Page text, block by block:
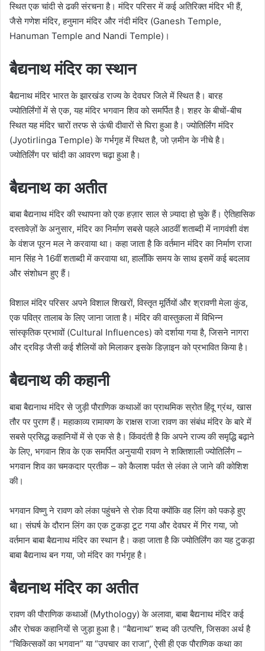
स्थित एक चांदी से ढकी संरचना है। मंदिर परिसर में कई अतिरिक्त मंदिर भी हैं,
जैसे गणेश मंदिर, हनुमान मंदिर और नंदी मंदिर (Ganesh Temple,
Hanuman Temple and Nandi Temple)।
बैद्यनाथ मंदिर का स्थान
बैद्यनाथ मंदिर भारत के झारखंड राज्य के देवघर जिले में स्थित है। बारह
ज्योतिर्लिंगों में से एक, यह मंदिर भगवान शिव को समर्पित है। शहर के बीचों-बीच
स्थित यह मंदिर चारों तरफ से ऊंची दीवारों से घिरा हुआ है। ज्योतिर्लिंग मंदिर
(Jyotirlinga Temple) के गर्भगृह में स्थित है, जो ज़मीन के नीचे है।
ज्योतिर्लिंग पर चांदी का आवरण चढ़ा हुआ है।
बैद्यनाथ का अतीत
बाबा बैद्यनाथ मंदिर की स्थापना को एक हज़ार साल से ज़्यादा हो चुके हैं। ऐतिहासिक
दस्तावेज़ों के अनुसार, मंदिर का निर्माण सबसे पहले आठवीं शताब्दी में नागवंशी वंश
के वंशज पूरन मल ने करवाया था। कहा जाता है कि वर्तमान मंदिर का निर्माण राजा
मान सिंह ने 16वीं शताब्दी में करवाया था, हालाँकि समय के साथ इसमें कई बदलाव
और संशोधन हुए हैं।
विशाल मंदिर परिसर अपने विशाल शिखरों, विस्तृत मूर्तियों और श्रावणी मेला कुंड,
एक पवित्र तालाब के लिए जाना जाता है। मंदिर की वास्तुकला में विभिन्न
सांस्कृतिक प्रभावों (Cultural Influences) को दर्शाया गया है, जिसने नागरा
और द्रविड़ जैसी कई शैलियों को मिलाकर इसके डिज़ाइन को प्रभावित किया है।
बैद्यनाथ की कहानी
बाबा बैद्यनाथ मंदिर से जुड़ी पौराणिक कथाओं का प्राथमिक स्रोत हिंदू ग्रंथ, खास
तौर पर पुराण हैं। महाकाव्य रामायण के राक्षस राजा रावण का संबंध मंदिर के बारे में
सबसे प्रसिद्ध कहानियों में से एक से है। किंवदंती है कि अपने राज्य की समृद्धि बढ़ाने
के लिए, भगवान शिव के एक समर्पित अनुयायी रावण ने शक्तिशाली ज्योतिर्लिंग –
भगवान शिव का चमकदार प्रतीक – को कैलाश पर्वत से लंका ले जाने की कोशिश
की।
भगवान विष्णु ने रावण को लंका पहुंचने से रोक दिया क्योंकि वह लिंग को पकड़े हुए
था। संघर्ष के दौरान लिंग का एक टुकड़ा टूट गया और देवघर में गिर गया, जो
वर्तमान बाबा बैद्यनाथ मंदिर का स्थान है। कहा जाता है कि ज्योतिर्लिंग का यह टुकड़ा
बाबा बैद्यनाथ बन गया, जो मंदिर का गर्भगृह है।
बैद्यनाथ मंदिर का अतीत
रावण की पौराणिक कथाओं (Mythology) के अलावा, बाबा बैद्यनाथ मंदिर कई
और रोचक कहानियों से जुड़ा हुआ है। “बैद्यनाथ” शब्द की उत्पत्ति, जिसका अर्थ है
“चिकित्सकों का भगवान” या “उपचार का राजा”, ऐसी ही एक पौराणिक कथा का